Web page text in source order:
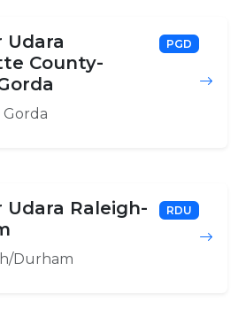
Udara
County-
PGD
Udara Raleigh-
RDU
Durham